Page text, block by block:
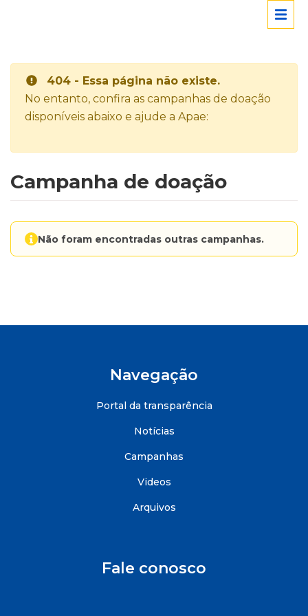
404 - Essa página não existe.
No entanto, confira as campanhas de doação
disponíveis abaixo e ajude a Apae:
Campanha de doação
Não foram encontradas outras campanhas.
Navegação
Portal da transparência
Notícias
Campanhas
Videos
Arquivos
Fale conosco